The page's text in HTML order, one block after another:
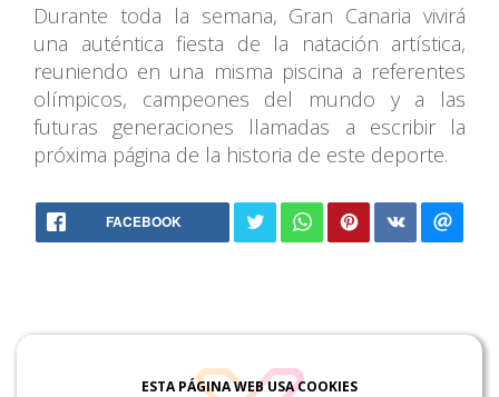
ESTA PÁGINA WEB USA COOKIES
Durante toda la semana, Gran Canaria vivirá
una auténtica fiesta de la natación artística,
reuniendo en una misma piscina a referentes
olímpicos, campeones del mundo y a las
futuras generaciones llamadas a escribir la
próxima página de la historia de este deporte.
FACEBOOK
88.2 FM